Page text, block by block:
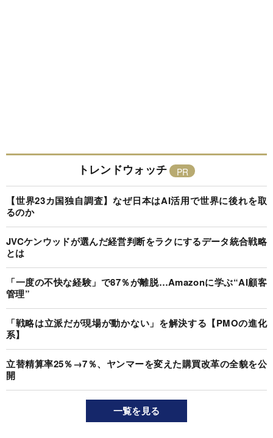
トレンドウォッチ
【世界23カ国独自調査】なぜ日本はAI活用で世界に後れを取
るのか
JVCケンウッドが選んだ経営判断をラクにするデータ統合戦略
とは
「一度の不快な経験」で87％が離脱…Amazonに学ぶ“AI顧客
管理”
「戦略は立派だが現場が動かない」を解決する【PMOの進化
系】
立替精算率25％→7％、ヤンマーを変えた購買改革の全貌を公
開
一覧を見る